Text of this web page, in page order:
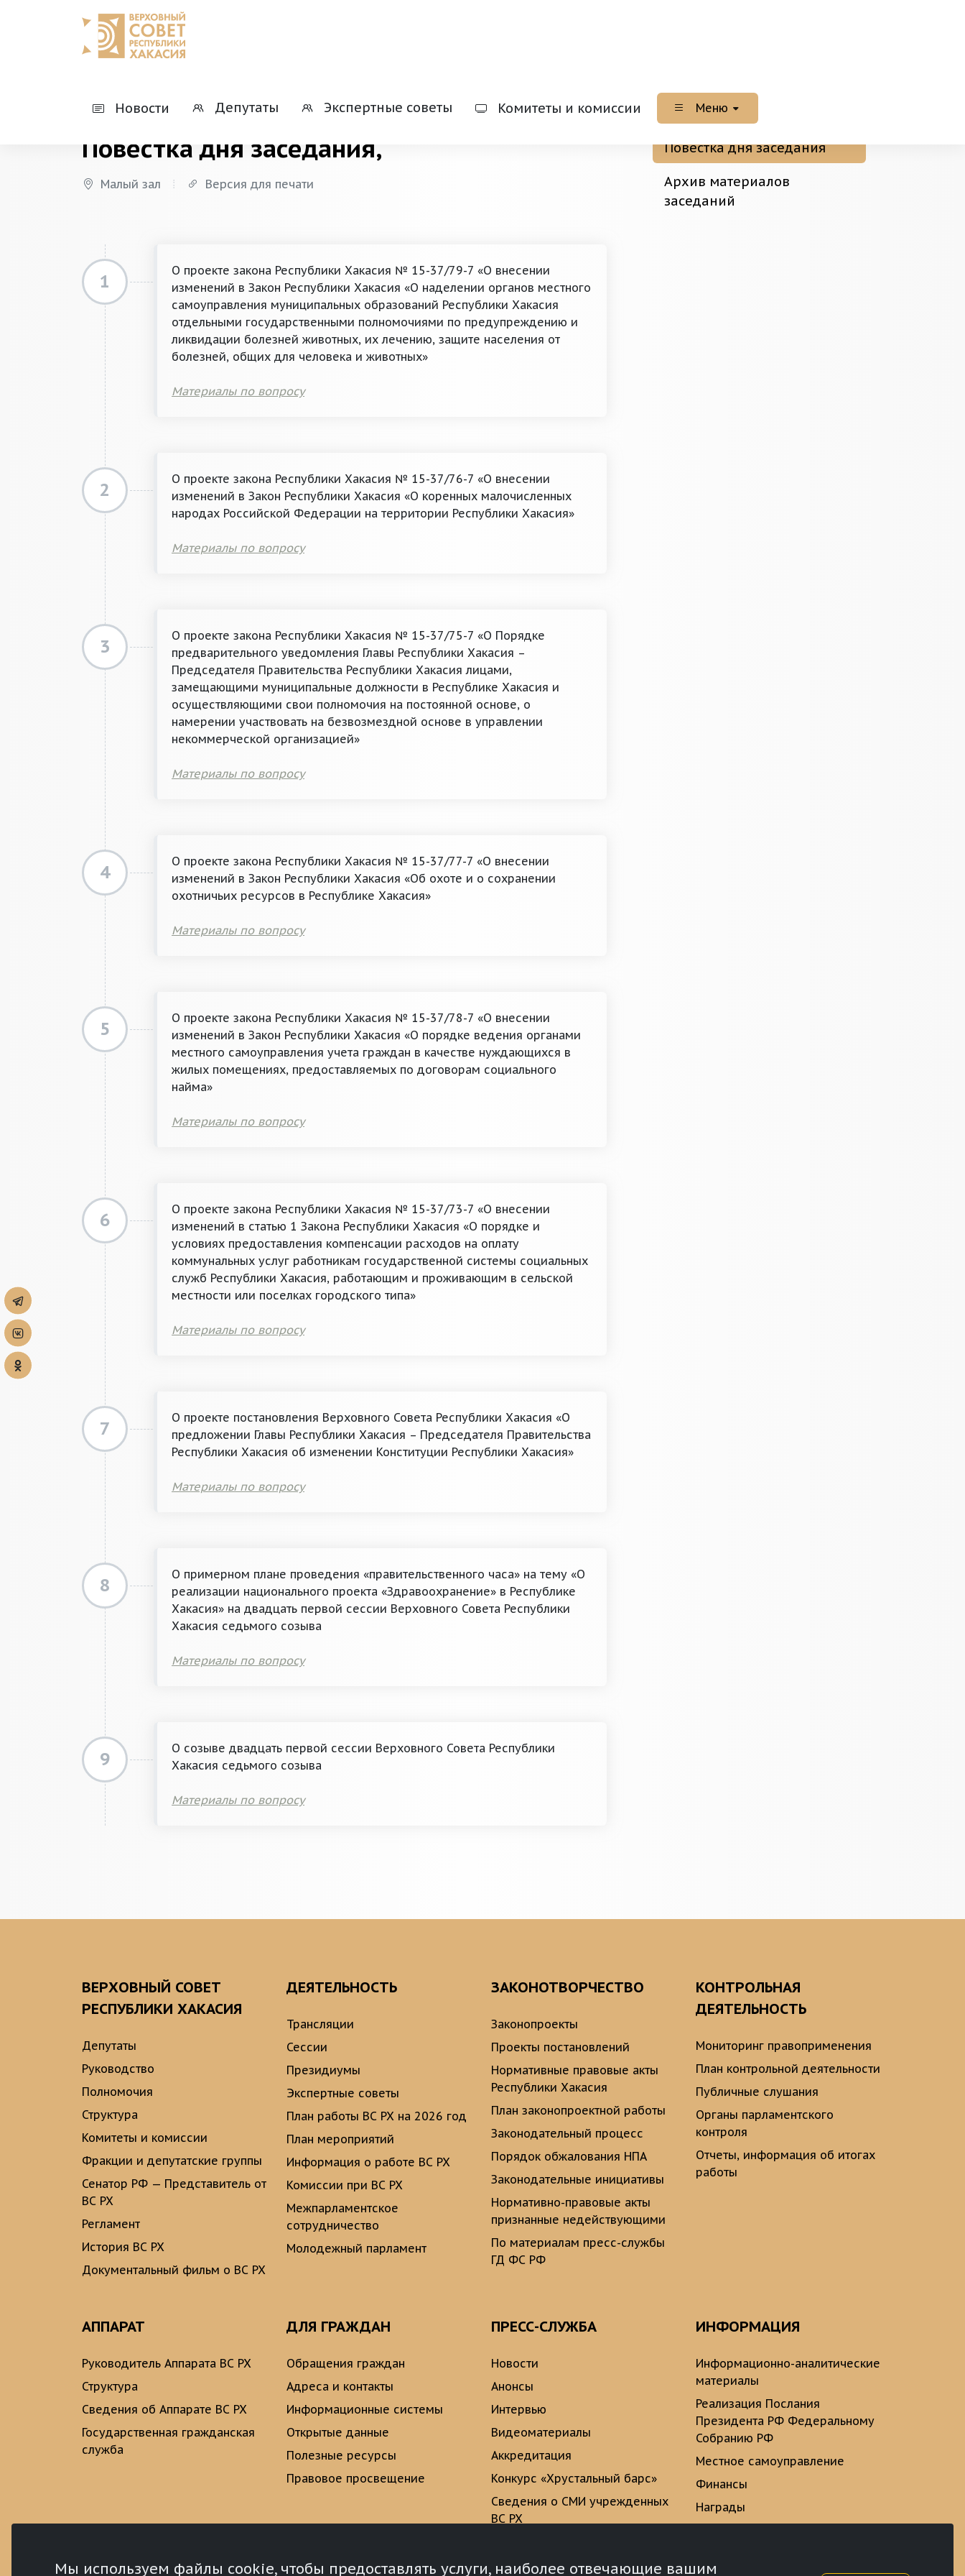
Мы используем файлы cookie, чтобы предоставлять услуги, наиболее отвечающие вашим
Новости Депутаты Экспертные советы Комитеты и комиссии Меню
Повестка дня заседания
Архив материалов
заседаний
Повестка дня заседания,
Малый зал Версия для печати
1
О проекте закона Республики Хакасия № 15-37/79-7 «О внесении
изменений в Закон Республики Хакасия «О наделении органов местного
самоуправления муниципальных образований Республики Хакасия
отдельными государственными полномочиями по предупреждению и
ликвидации болезней животных, их лечению, защите населения от
болезней, общих для человека и животных»
Материалы по вопросу
2
О проекте закона Республики Хакасия № 15-37/76-7 «О внесении
изменений в Закон Республики Хакасия «О коренных малочисленных
народах Российской Федерации на территории Республики Хакасия»
Материалы по вопросу
3
О проекте закона Республики Хакасия № 15-37/75-7 «О Порядке
предварительного уведомления Главы Республики Хакасия –
Председателя Правительства Республики Хакасия лицами,
замещающими муниципальные должности в Республике Хакасия и
осуществляющими свои полномочия на постоянной основе, о
намерении участвовать на безвозмездной основе в управлении
некоммерческой организацией»
Материалы по вопросу
4
О проекте закона Республики Хакасия № 15-37/77-7 «О внесении
изменений в Закон Республики Хакасия «Об охоте и о сохранении
охотничьих ресурсов в Республике Хакасия»
Материалы по вопросу
5
О проекте закона Республики Хакасия № 15-37/78-7 «О внесении
изменений в Закон Республики Хакасия «О порядке ведения органами
местного самоуправления учета граждан в качестве нуждающихся в
жилых помещениях, предоставляемых по договорам социального
найма»
Материалы по вопросу
6
О проекте закона Республики Хакасия № 15-37/73-7 «О внесении
изменений в статью 1 Закона Республики Хакасия «О порядке и
условиях предоставления компенсации расходов на оплату
коммунальных услуг работникам государственной системы социальных
служб Республики Хакасия, работающим и проживающим в сельской
местности или поселках городского типа»
Материалы по вопросу
7
О проекте постановления Верховного Совета Республики Хакасия «О
предложении Главы Республики Хакасия – Председателя Правительства
Республики Хакасия об изменении Конституции Республики Хакасия»
Материалы по вопросу
8
О примерном плане проведения «правительственного часа» на тему «О
реализации национального проекта «Здравоохранение» в Республике
Хакасия» на двадцать первой сессии Верховного Совета Республики
Хакасия седьмого созыва
Материалы по вопросу
9
О созыве двадцать первой сессии Верховного Совета Республики
Хакасия седьмого созыва
Материалы по вопросу
ВЕРХОВНЫЙ СОВЕТ
РЕСПУБЛИКИ ХАКАСИЯ
Депутаты
Руководство
Полномочия
Структура
Комитеты и комиссии
Фракции и депутатские группы
Сенатор РФ — Представитель от
ВС РХ
Регламент
История ВС РХ
Документальный фильм о ВС РХ
ДЕЯТЕЛЬНОСТЬ
Трансляции
Сессии
Президиумы
Экспертные советы
План работы ВС РХ на 2026 год
План мероприятий
Информация о работе ВС РХ
Комиссии при ВС РХ
Межпарламентское
сотрудничество
Молодежный парламент
ЗАКОНОТВОРЧЕСТВО
Законопроекты
Проекты постановлений
Нормативные правовые акты
Республики Хакасия
План законопроектной работы
Законодательный процесс
Порядок обжалования НПА
Законодательные инициативы
Нормативно-правовые акты
признанные недействующими
По материалам пресс-службы
ГД ФС РФ
КОНТРОЛЬНАЯ
ДЕЯТЕЛЬНОСТЬ
Мониторинг правоприменения
План контрольной деятельности
Публичные слушания
Органы парламентского
контроля
Отчеты, информация об итогах
работы
АППАРАТ
Руководитель Аппарата ВС РХ
Структура
Сведения об Аппарате ВС РХ
Государственная гражданская
служба
ДЛЯ ГРАЖДАН
Обращения граждан
Адреса и контакты
Информационные системы
Открытые данные
Полезные ресурсы
Правовое просвещение
ПРЕСС-СЛУЖБА
Новости
Анонсы
Интервью
Видеоматериалы
Аккредитация
Конкурс «Хрустальный барс»
Сведения о СМИ учрежденных
ВС РХ
ИНФОРМАЦИЯ
Информационно-аналитические
материалы
Реализация Послания
Президента РФ Федеральному
Собранию РФ
Местное самоуправление
Финансы
Награды